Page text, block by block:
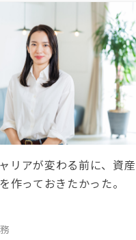
リアが変わる前に、資産
作っておきたかった。